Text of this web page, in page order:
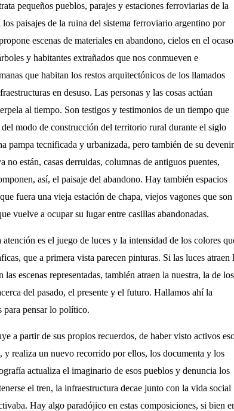
pequeños pueblos, parajes y estaciones ferroviarias de la
paisajes de la ruina del sistema ferroviario argentino por
escenas de materiales en abandono, cielos en el
y habitantes extrañados que nos conmueven e
que habitan los restos arquitectónicos de los llamados
en desuso. Las personas y las cosas actúan
al tiempo. Son testigos y testimonios de un tiempo que
modo de construcción del territorio rural durante el siglo
tecnificada y urbanizada, pero también de su devenir
no están, casas derruidas, columnas de antiguos puentes,
así, el paisaje del abandono. Hay también espacios
fuera una vieja estación de chapa, viejos vagones que son
vuelve a ocupar su lugar entre casillas abandonadas.
es el juego de luces y la intensidad de los colores
que a primera vista parecen pinturas. Si las luces atraen
las escenas representadas, también atraen la nuestra, la de los
del pasado, el presente y el futuro. Hallamos ahí la
para pensar lo político.
a partir de sus propios recuerdos, de haber visto activos
y realiza un nuevo recorrido por ellos, los documenta y los
actualiza el imaginario de esos pueblos y denuncia los
el tren, la infraestructura decae junto con la vida social
Hay algo paradójico en estas composiciones, si bien